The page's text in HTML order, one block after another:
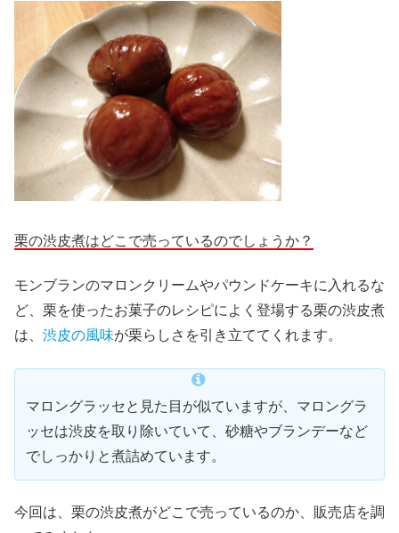
栗の渋皮煮はどこで売っているのでしょうか？
モンブランのマロンクリームやパウンドケーキに入れるな
ど、栗を使ったお菓子のレシピによく登場する栗の渋皮煮
は、 渋皮の風味が栗らしさを引き立ててくれます。
マロングラッセと見た目が似ていますが、マロングラ
ッセは渋皮を取り除いていて、砂糖やブランデーなど
でしっかりと煮詰めています。
今回は、栗の渋皮煮がどこで売っているのか、販売店を調